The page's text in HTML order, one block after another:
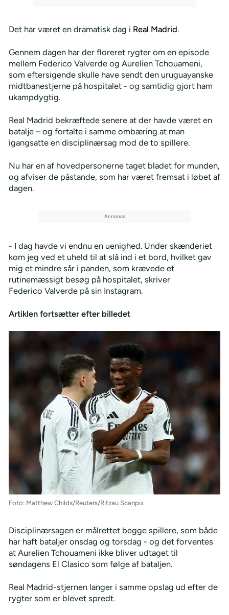
Det har været en dramatisk dag i Real Madrid.
Gennem dagen har der floreret rygter om en episode
mellem Federico Valverde og Aurelien Tchouameni,
som eftersigende skulle have sendt den uruguayanske
midtbanestjerne på hospitalet - og samtidig gjort ham
ukampdygtig.
Real Madrid bekræftede senere at der havde været en
batalje – og fortalte i samme ombæring at man
igangsatte en disciplinærsag mod de to spillere.
Nu har en af hovedpersonerne taget bladet for munden,
og afviser de påstande, som har været fremsat i løbet af
dagen.
- I dag havde vi endnu en uenighed. Under skænderiet
kom jeg ved et uheld til at slå ind i et bord, hvilket gav
mig et mindre sår i panden, som krævede et
rutinemæssigt besøg på hospitalet, skriver
Federico Valverde på sin Instagram.
Artiklen fortsætter efter billedet
Foto: Matthew Childs/Reuters/Ritzau Scanpix
Disciplinærsagen er målrettet begge spillere, som både
har haft bataljer onsdag og torsdag - og det forventes
at Aurelien Tchouameni ikke bliver udtaget til
søndagens El Clasico som følge af bataljen.
Real Madrid-stjernen langer i samme opslag ud efter de
rygter som er blevet spredt.